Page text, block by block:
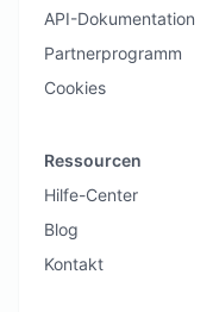
API-Dokumentation
Partnerprogramm
Cookies
Ressourcen
Hilfe-Center
Blog
Kontakt